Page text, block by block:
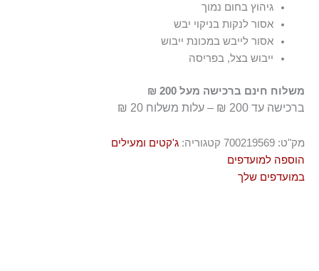
גיהוץ בחום נמוך
אסור לנקות בניקוי יבש
אסור לייבש במכונת ייבוש
ייבוש בצל, בפריסה
משלוח חינם ברכישה מעל 200 ₪
ברכישה עד 200 ₪ – עלות משלוח 20 ₪
מק"ט: 700219569 קטגוריה: ג'קטים ומעילים
הוספה למועדפים
במועדפים שלך